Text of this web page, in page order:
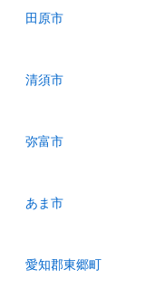
田原市
清須市
弥富市
あま市
愛知郡東郷町